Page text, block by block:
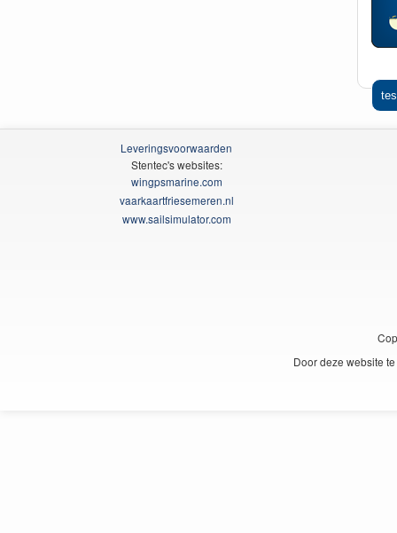
Leveringsvoorwaarden
Stentec's websites:
wingpsmarine.com
vaarkaartfriesemeren.nl
www.sailsimulator.com
Door deze website